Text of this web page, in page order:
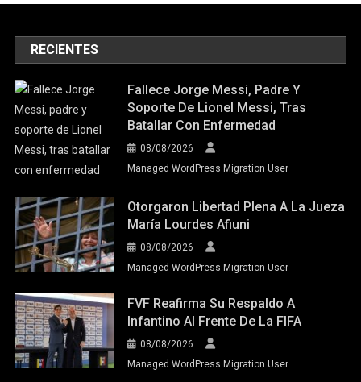
RECIENTES
Fallece Jorge Messi, Padre Y
Soporte De Lionel Messi, Tras
Batallar Con Enfermedad
08/08/2026
Managed WordPress Migration User
Otorgaron Libertad Plena A La Jueza
María Lourdes Afiuni
08/08/2026
Managed WordPress Migration User
FVF Reafirma Su Respaldo A
Infantino Al Frente De La FIFA
08/08/2026
Managed WordPress Migration User